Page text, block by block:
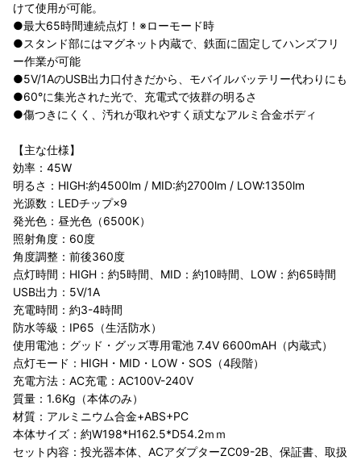
けて使用が可能。
●最大65時間連続点灯！※ローモード時
●スタンド部にはマグネット内蔵で、鉄面に固定してハンズフリ
ー作業が可能
●5V/1AのUSB出力口付きだから、モバイルバッテリー代わりにも
●60°に集光された光で、充電式で抜群の明るさ
●傷つきにくく、汚れが取れやすく頑丈なアルミ合金ボディ
【主な仕様】
効率：45W
明るさ：HIGH:約4500lm / MID:約2700lm / LOW:1350lm
光源数：LEDチップ×9
発光色：昼光色（6500K）
照射角度：60度
角度調整：前後360度
点灯時間：HIGH：約5時間、MID：約10時間、LOW：約65時間
USB出力：5V/1A
充電時間：約3-4時間
防水等級：IP65（生活防水）
使用電池：グッド・グッズ専用電池 7.4V 6600mAH（内蔵式）
点灯モード：HIGH・MID・LOW・SOS（4段階）
充電方法：AC充電：AC100V-240V
質量：1.6Kg（本体のみ）
材質：アルミニウム合金+ABS+PC
本体サイズ：約W198*H162.5*D54.2ｍｍ
セット内容：投光器本体、ACアダプターZC09-2B、保証書、取扱